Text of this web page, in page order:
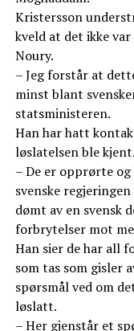
Kristersson
kveld at det ikke
Noury.
– Jeg forstår at
minst blant
statsministeren.
Han har hatt
løslatelsen ble kjent.
– De er opprørte
svenske
dømt av en svensk
forbrytelser mot
Han sier de har all
som tas som gisler
spørsmål ved om
løslatt.
– Her gjenstår et